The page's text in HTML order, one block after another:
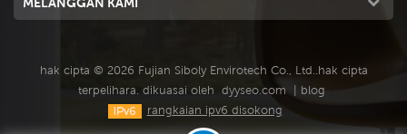
MELANGGAN KAMI
hak cipta © 2026 Fujian Siboly Envirotech Co., Ltd..hak cipta
terpelihara. dikuasai oleh dyyseo.com
blog
rangkaian ipv6 disokong